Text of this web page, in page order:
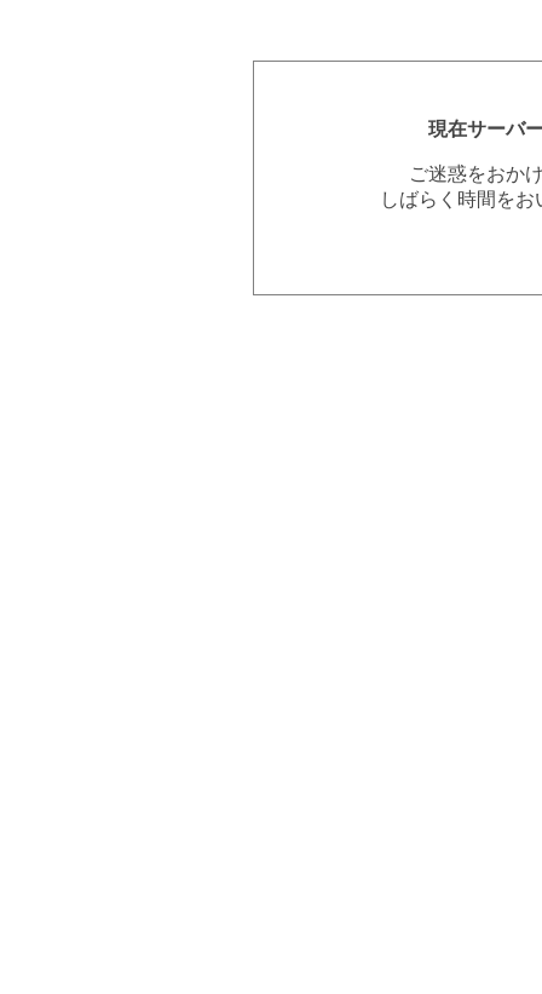
現在サーバ
ご迷惑をおか
しばらく時間を